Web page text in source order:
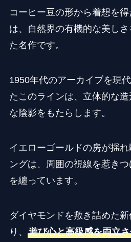
コーヒー豆の形から着想を
は、自然界の有機的な美し
た名作です。
1950年代のアーカイブを現
たこのラインは、立体的な
な陰影をもたらします。
イエローゴールドの房が揺
ングは、周囲の視線を惹き
を纏っています。
ダイヤモンドを敷き詰めた
り、 遊び心と高級感を両立